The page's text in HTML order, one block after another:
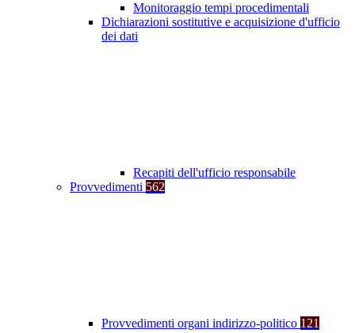
Monitoraggio tempi procedimentali
Dichiarazioni sostitutive e acquisizione d'ufficio
dei dati
Recapiti dell'ufficio responsabile
Provvedimenti 562
Provvedimenti organi indirizzo-politico 121